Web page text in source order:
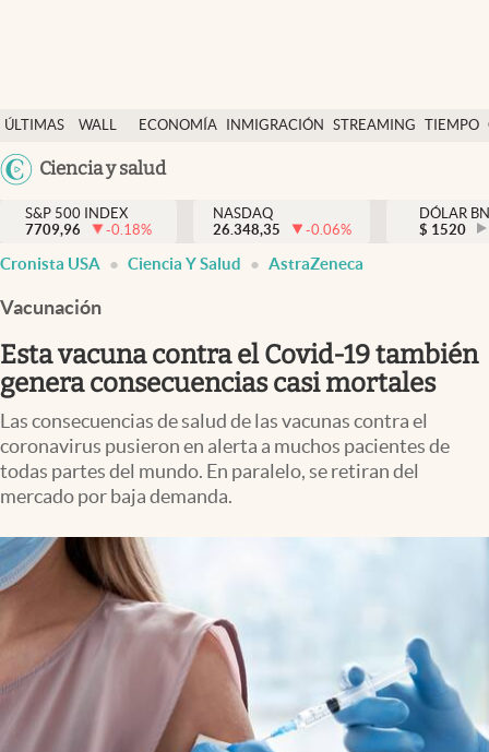
ÚLTIMAS
NOTICIAS
WALL
DÓLAR
ECONOMÍA INMIGRACIÓN STREAMING TIEMPO
México
Ciencia y salud
Finanzas y economía
Wall Street y dólar
Inmigración
Espiritual
Streaming
Lifestyle
USA
S&P 500 INDEX
7709,96
-0.18%
NASDAQ
26.348,35
-0.06%
DÓLAR
$ 1520
Cronista USA Ciencia Y Salud AstraZeneca
Vacunación
Esta vacuna contra el Covid-19 también
genera consecuencias casi mortales
Las consecuencias de salud de las vacunas contra el
coronavirus pusieron en alerta a muchos pacientes de
todas partes del mundo. En paralelo, se retiran del
mercado por baja demanda.